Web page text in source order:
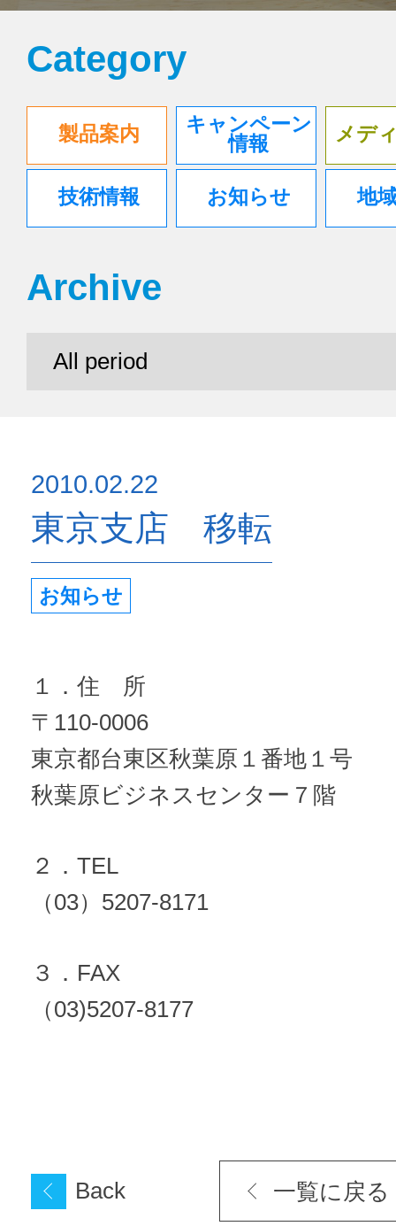
Category
製品案内
キャンペーン
情報
メデ
技術情報 お知らせ 地
Archive
2010.02.22
東京支店 移転
お知らせ
１．住 所
〒110-0006
東京都台東区秋葉原１番地１号
秋葉原ビジネスセンター７階
２．TEL
（03）5207-8171
３．FAX
（03)5207-8177
Back 一覧に戻る